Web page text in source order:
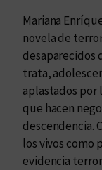
Mariana
novela de
desaparecidos
trata,
aplastados por
que hacen
descendencia.
los vivos como
evidencia